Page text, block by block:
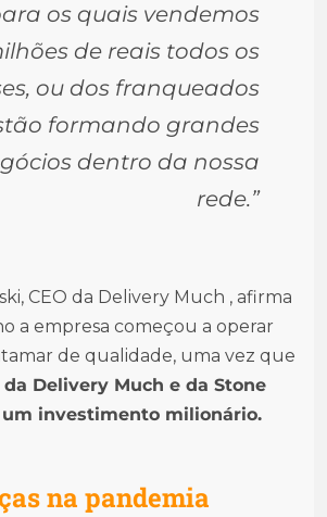
os quais vendemos
de reais todos os
ou dos franqueados
formando grandes
dentro da nossa
rede.”
CEO da Delivery Much , afirma
a empresa começou a operar
de qualidade, uma vez que
Delivery Much e da Stone
um investimento milionário.
na pandemia